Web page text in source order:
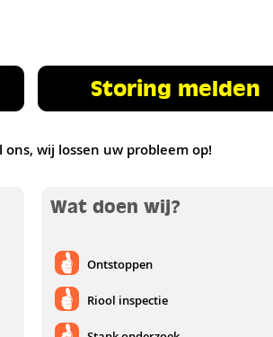
Wat doen wij?
Ontstoppen
Riool inspectie
Storing melden
wij lossen uw probleem op!